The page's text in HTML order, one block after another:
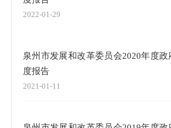
2022-01-29
泉州市发展和改革委员会2020年度
度报告
2021-01-11